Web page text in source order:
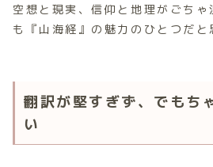
空想と現実、信仰と地理がごち
も『山海経』の魅力のひとつだと
翻訳が堅すぎず、でもち
い